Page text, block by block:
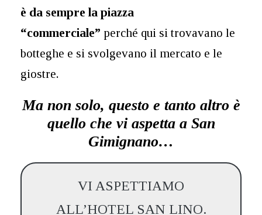
è da sempre la piazza
“commerciale” perché qui si trovavano le
botteghe e si svolgevano il mercato e le
giostre.
Ma non solo, questo e tanto altro è
quello che vi aspetta a San
Gimignano…
VI ASPETTIAMO
ALL’HOTEL SAN LINO.